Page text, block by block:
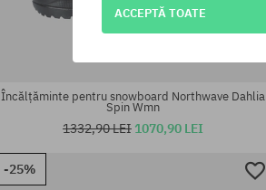
42; 42.5; 43.5; 44; 45
Încălțăminte pentru snowboard Northwave Dahlia
Spin Wmn
1332,90 LEI 1070,90 LEI
-25%
ACCEPTĂ TOATE